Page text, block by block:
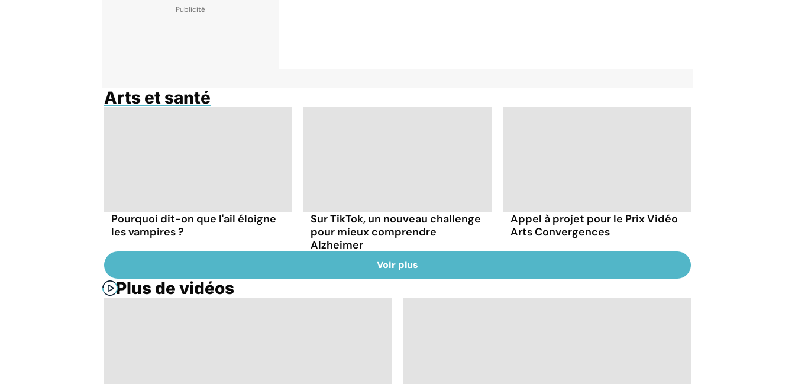
Arts et santé
Pourquoi dit-on que l'ail éloigne
les vampires ?
Sur TikTok, un nouveau challenge
pour mieux comprendre
Alzheimer
Appel à projet pour le Prix Vidéo
Arts Convergences
Voir plus
Plus de vidéos